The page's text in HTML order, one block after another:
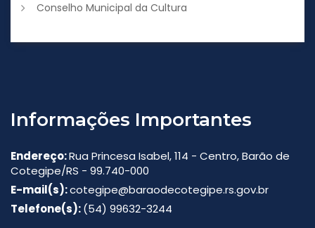
Conselho Municipal da Cultura
Informações Importantes
Endereço:Rua Princesa Isabel, 114 - Centro, Barão de
Cotegipe/RS - 99.740-000
E-mail(s):cotegipe@baraodecotegipe.rs.gov.br
Telefone(s):(54) 99632-3244